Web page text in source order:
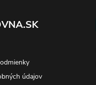
údajov